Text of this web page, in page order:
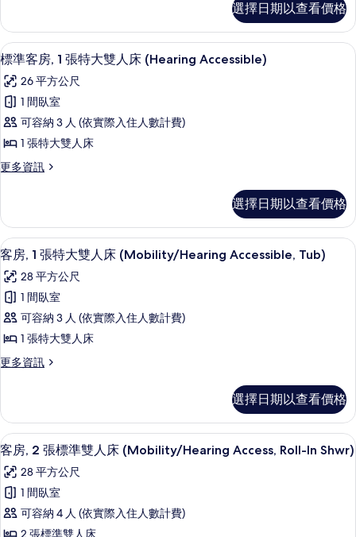
相
片
情
特
大
雙
人
床,
陽
台
的
相
片
套
房,
1
特
大
雙
人
床,
台
選擇日期以查看價格
顯
示
標
準
客
1
特
大
雙
人
床
(Hearing
Accessible)
的
相
片
高級寢具、客房內保險箱、書桌、筆
5
標準客房, 1 張特大雙人床 (Hearing Accessible)
26 平方公尺
1 間臥室
可容納 3 人 (依實際入住人數計費)
1 張特大雙人床
更多資訊
更
客
房,
1
特
大
雙
人
床
Accessible)
選擇日期以查看價格
顯
示
客
房,
1
張
特
雙
人
床
(Mobility/Hearing
Accessible,
Tub)
的
高級寢具、客房內保險箱、書桌、筆
4
客房, 1 張特大雙人床 (Mobility/Hearing Accessible, Tub)
28 平方公尺
1 間臥室
可容納 3 人 (依實際入住人數計費)
1 張特大雙人床
更多資訊
更
1
張
特
雙
人
床
(Mobility/Hearing
Accessible,
選擇日期以查看價格
顯
示
客
房,
2
高級寢具、客房內保險箱、書桌、筆
4
客房, 2 張標準雙人床 (Mobility/Hearing Access, Roll-In Shwr)
28 平方公尺
1 間臥室
可容納 4 人 (依實際入住人數計費)
2 張標準雙人床